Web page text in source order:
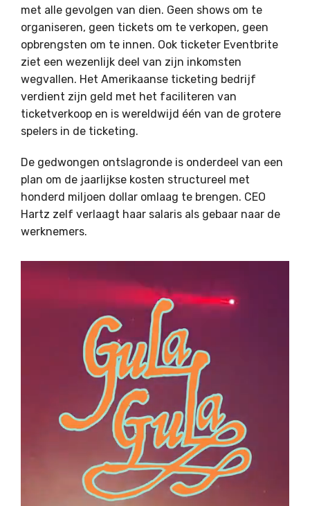
met alle gevolgen van dien. Geen shows om te
organiseren, geen tickets om te verkopen, geen
opbrengsten om te innen. Ook ticketer Eventbrite
ziet een wezenlijk deel van zijn inkomsten
wegvallen. Het Amerikaanse ticketing bedrijf
verdient zijn geld met het faciliteren van
ticketverkoop en is wereldwijd één van de grotere
spelers in de ticketing.
De gedwongen ontslagronde is onderdeel van een
plan om de jaarlijkse kosten structureel met
honderd miljoen dollar omlaag te brengen. CEO
Hartz zelf verlaagt haar salaris als gebaar naar de
werknemers.